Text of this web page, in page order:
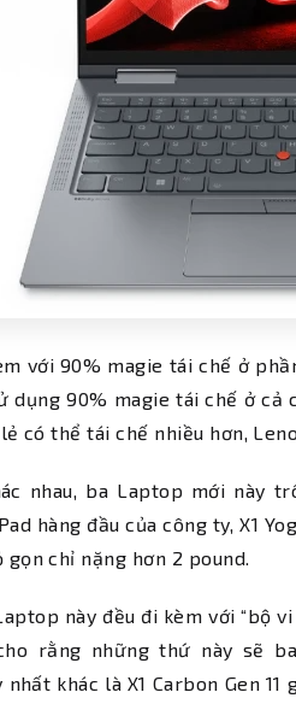
với 90% magie tái chế ở
dụng 90% magie tái chế ở
có thể tái chế nhiều hơn,
nhau, ba Laptop mới này
hàng đầu của công ty, X1
gọn chỉ nặng hơn 2 pound.
này đều đi kèm với “bộ
rằng những thứ này sẽ
khác là X1 Carbon Gen